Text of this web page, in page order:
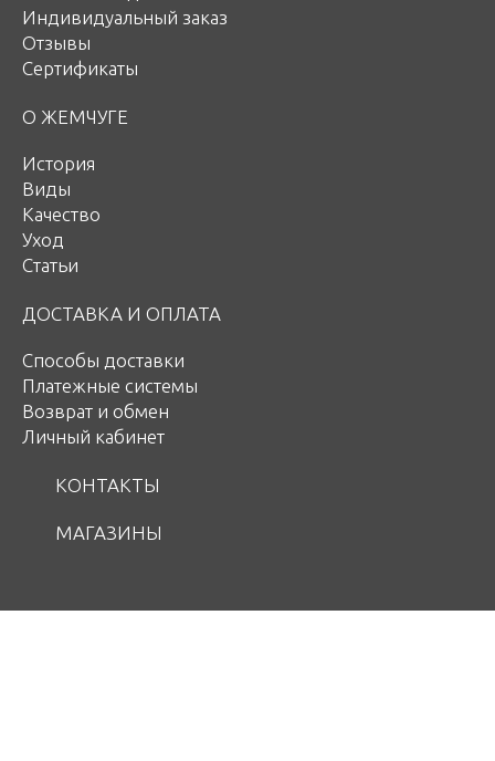
Индивидуальный заказ
Отзывы
Сертификаты
О ЖЕМЧУГЕ
История
Виды
Качество
Уход
Статьи
ДОСТАВКА И ОПЛАТА
Способы доставки
Платежные системы
Возврат и обмен
Личный кабинет
КОНТАКТЫ
МАГАЗИНЫ